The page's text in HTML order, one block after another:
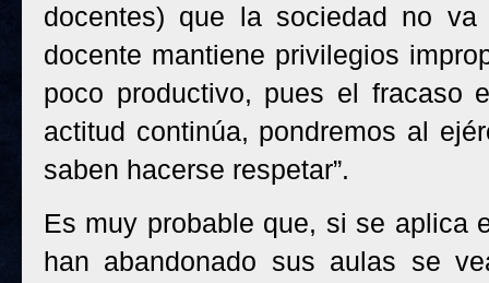
docentes) que la sociedad no
docente mantiene privilegios
poco productivo, pues el fracaso
actitud continúa, pondremos al
saben hacerse respetar”.
Es muy probable que, si se aplica
han abandonado sus aulas se